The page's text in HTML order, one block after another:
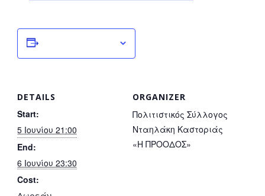
DETAILS
Start:
5 Ιουνίου 21:00
End:
6 Ιουνίου 23:30
Cost:
ORGANIZER
Πολιτιστικός Σύλλογος
Νταηλάκη Καστοριάς
«Η ΠΡΟΟΔΟΣ»